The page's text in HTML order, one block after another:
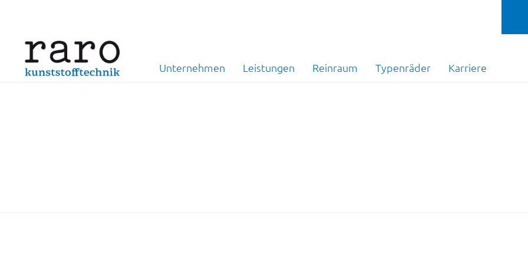
Unternehmen Leistungen Reinraum Typenräder Karriere